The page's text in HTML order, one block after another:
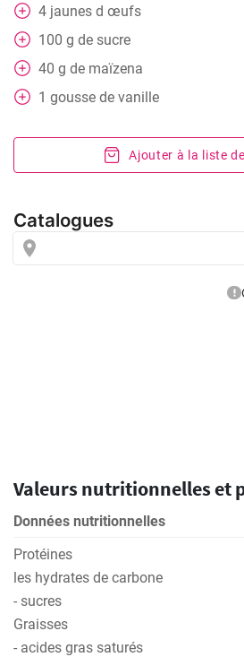
4 jaunes d œufs
100 g de sucre
40 g de maïzena
1 gousse de vanille
Ajouter à la liste
Valeurs nutritionnelles et
Données nutritionnelles
Protéines
les hydrates de carbone
- sucres
Graisses
- acides gras saturés